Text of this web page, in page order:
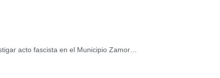
AN conforma Comisión Especial para investigar acto fascista en el Municipio Zamora de Guatire